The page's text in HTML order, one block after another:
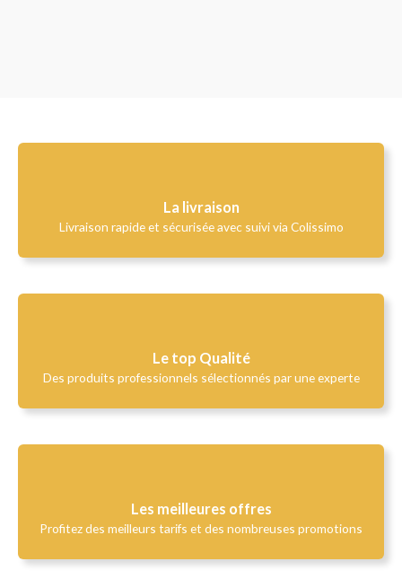
La livraison
Livraison rapide et sécurisée avec suivi via Colissimo
Le top Qualité​
Des produits professionnels sélectionnés par une experte
Les meilleures offres
Profitez des meilleurs tarifs et des nombreuses promotions